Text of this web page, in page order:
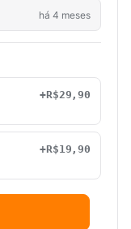
há 4 meses
+R$29,90
+R$19,90